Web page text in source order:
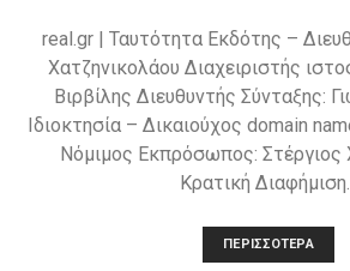
real.gr | Ταυτότητα Εκδότης –
Χατζηνικολάου Διαχειριστής
Βιρβίλης Διευθυντής Σύνταξης:
Ιδιοκτησία – Δικαιούχος domain
Νόμιμος Εκπρόσωπος: Στέργιος
Κρατική
ΠΕΡΙΣΣΌΤΕΡΑ